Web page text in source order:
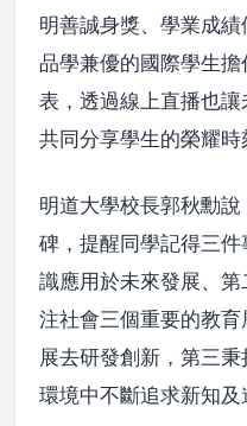
明善誠身獎、學業成
品學兼優的國際學生
表，透過線上直播也
共同分享學生的榮耀時
明道大學校長郭秋勳
碑，提醒同學記得三
識應用於未來發展、
注社會三個重要的教
展去研發創新，第三
環境中不斷追求新知及